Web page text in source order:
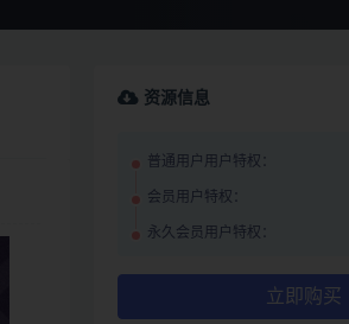
资源信息
普通用户用户特权：
会员用户特权：
永久会员用户特权：
立即购买